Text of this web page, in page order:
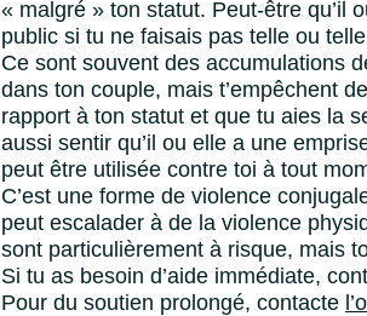
« malgré » ton statut. Peut-être qu’il
public si tu ne faisais pas telle ou
Ce sont souvent des accumulations
dans ton couple, mais t’empêchent
rapport à ton statut et que tu aies la
aussi sentir qu’il ou elle a une
peut être utilisée contre toi à tout
C’est une forme de violence
peut escalader à de la violence
sont particulièrement à risque, mais
Si tu as besoin d’aide immédiate,
Pour du soutien prolongé, contacte